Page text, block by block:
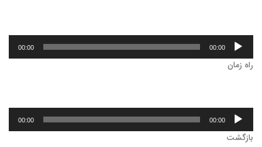
پخش‌کننده
صوت
00:00
00:00
راه زمان
پخش‌کننده
صوت
00:00
00:00
بازگشت